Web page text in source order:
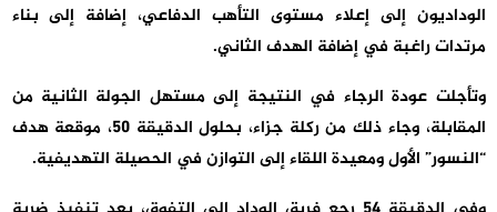
الوداديون إلى إعلاء مستوى التأهب الدفاعي، إضافة إلى بناء
مرتدات راغبة في إضافة الهدف الثاني.
وتأجلت عودة الرجاء في النتيجة إلى مستهل الجولة الثانية من
المقابلة، وجاء ذلك من ركلة جزاء، بحلول الدقيقة 50، موقعة هدف
“النسور” الأول ومعيدة اللقاء إلى التوازن في الحصيلة التهديفية.